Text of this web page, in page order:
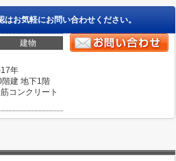
はお気軽にお問い合わせください。
建物
年
階建 地下1階
コンクリート